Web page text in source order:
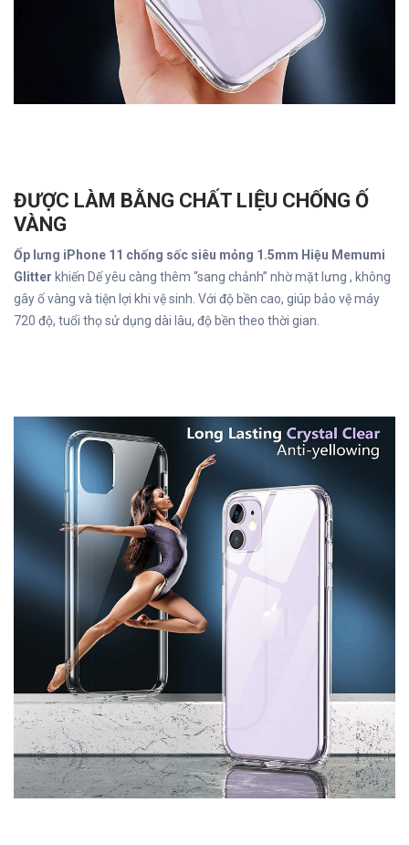
ĐƯỢC LÀM BẰNG CHẤT LIỆU CHỐNG Ố
VÀNG
Ốp lưng iPhone 11 chống sốc siêu mỏng 1.5mm Hiệu Memumi
Glitter khiến Dế yêu càng thêm “sang chảnh” nhờ mặt lưng , không
gây ố vàng và tiện lợi khi vệ sinh. Với độ bền cao, giúp bảo vệ máy
720 độ, tuổi thọ sử dụng dài lâu, độ bền theo thời gian.